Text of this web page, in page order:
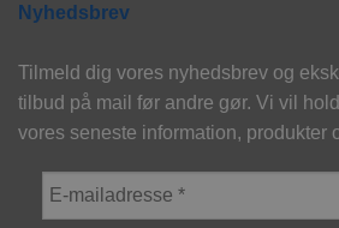
Nyhedsbrev
Tilmeld dig vores nyhedsbrev og
tilbud på mail før andre gør. Vi vil
vores seneste information, produkter